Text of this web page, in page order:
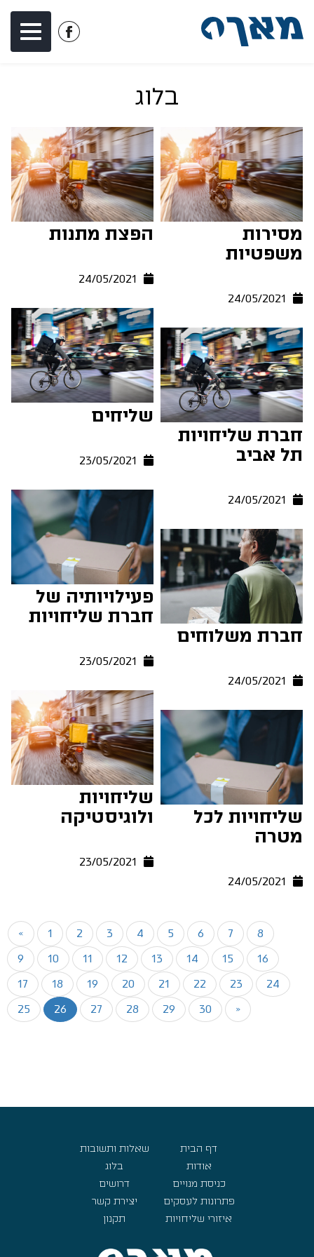
לעמוד
בלוג
מסירות
משפטיות
24/05/2021
חברת שליחויות
תל אביב
24/05/2021
חברת משלוחים
24/05/2021
שליחויות לכל
מטרה
24/05/2021
הפצת מתנות
24/05/2021
שליחים
23/05/2021
פעילויותיה של
חברת שליחויות
23/05/2021
שליחויות
ולוגיסטיקה
23/05/2021
« 1 2 3 4 5 6 7
8
9
10 11 12 13 14 15
16
17
18 19 20 21 22 23
24
25
26 27 28 29 30 »
דף הבית
אודות
כניסת מנויים
פתרונות לעסקים
איזורי שליחויות
שאלות ותשובות
בלוג
דרושים
יצירת קשר
תקנון